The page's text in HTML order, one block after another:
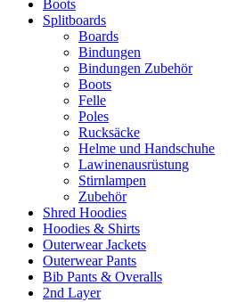
Boots
Splitboards
Boards
Bindungen
Bindungen Zubehör
Boots
Felle
Poles
Rucksäcke
Helme und Handschuhe
Lawinenausrüstung
Stirnlampen
Zubehör
Shred Hoodies
Hoodies & Shirts
Outerwear Jackets
Outerwear Pants
Bib Pants & Overalls
2nd Layer